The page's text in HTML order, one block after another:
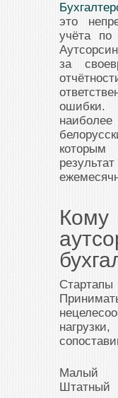
это
учёта по
за
ошибки.
которым
Малый